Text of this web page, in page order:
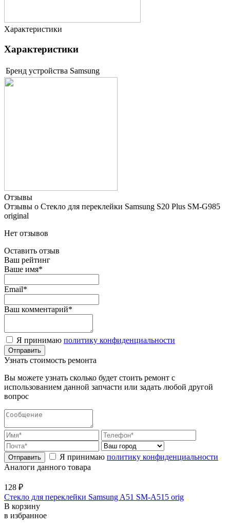
Характеристики
Характеристики
Бренд устройства Samsung
Отзывы
Отзывы о Стекло для переклейки Samsung S20 Plus SM-G985
original
Нет отзывов
Оставить отзыв
Ваш рейтинг
Ваше имя*
Email*
Ваш комментарий*
Я принимаю политику конфиденциальности
Узнать стоимость ремонта
Вы можете узнать сколько будет стоить ремонт с
использованием данной запчасти или задать любой другой
вопрос
Я принимаю политику конфиденциальности
Аналоги данного товара
128 ₽
Стекло для переклейки Samsung A51 SM-A515 orig
В корзину
в избранное